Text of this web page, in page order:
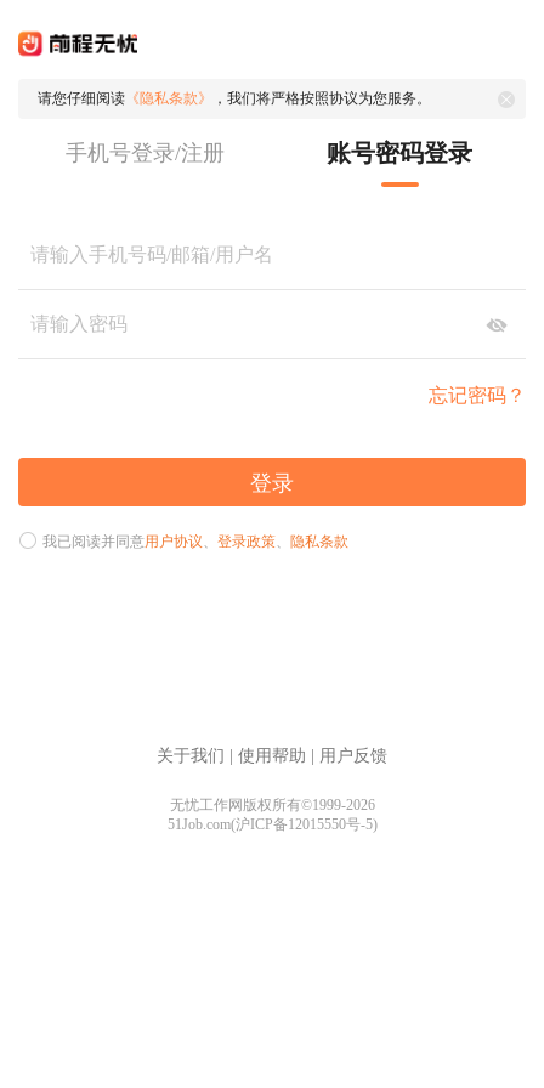
请您仔细阅读 《隐私条款》 ，我们将严格按照协议为您服务。
手机号登录/注册 账号密码登录
忘记密码？
登录
我已阅读并同意用户协议、 登录政策、 隐私条款
关于我们 使用帮助 用户反馈
无忧工作网版权所有©1999-2026
51Job.com(沪ICP备12015550号-5)